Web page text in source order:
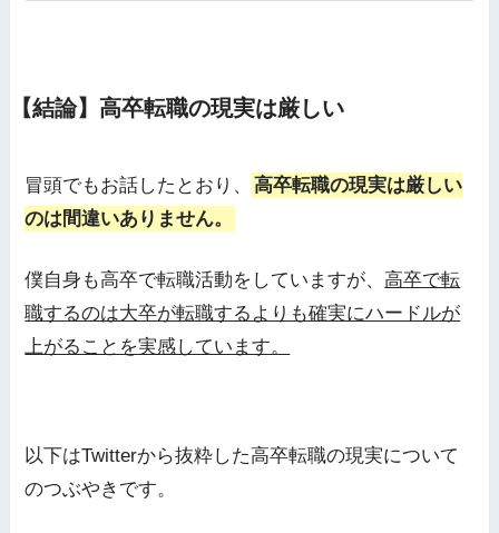
【結論】高卒転職の現実は厳しい
冒頭でもお話したとおり、
高卒転職の現実は厳しい
のは間違いありません。
僕自身も高卒で転職活動をしていますが、 高卒で転
職するのは大卒が転職するよりも確実にハードルが
上がることを実感しています。
以下はTwitterから抜粋した高卒転職の現実について
のつぶやきです。